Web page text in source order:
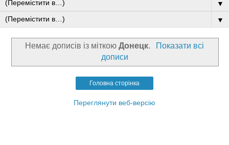
▼
▼
Немає дописів із міткоюДонецк.
Показати всі
дописи
Головна сторінка
Переглянути веб-версію